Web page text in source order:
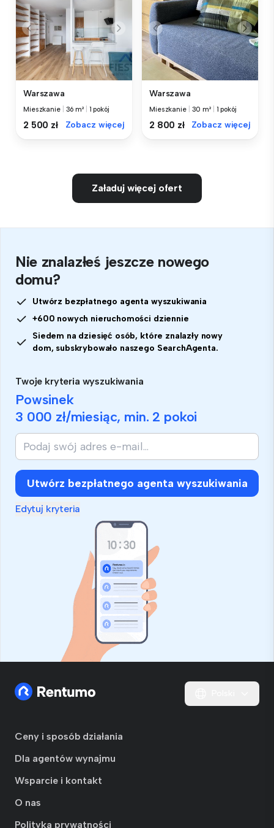
Warszawa
Mieszkanie 36 m² 1 pokój
2 500 zł Zobacz więcej
Warszawa
Mieszkanie 30 m² 1 pokój
2 800 zł Zobacz więcej
Załaduj więcej ofert
Nie znalazłeś jeszcze nowego
domu?
Utwórz bezpłatnego agenta wyszukiwania
+600 nowych nieruchomości dziennie
Siedem na dziesięć osób, które znalazły nowy
dom, subskrybowało naszego SearchAgenta.
Twoje kryteria wyszukiwania
Powsinek
3 000 zł/miesiąc, min. 2 pokoi
Utwórz bezpłatnego agenta wyszukiwania
Edytuj kryteria
Ceny i sposób działania
Dla agentów wynajmu
Wsparcie i kontakt
O nas
Polityka prywatności